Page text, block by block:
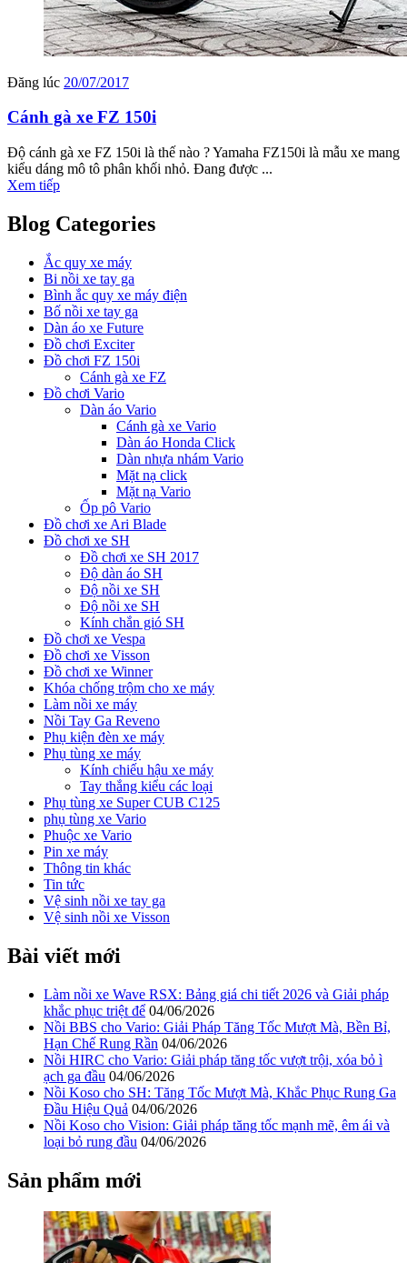
Đăng lúc 20/07/2017
Cánh gà xe FZ 150i
Độ cánh gà xe FZ 150i là thế nào ? Yamaha FZ150i là mẫu xe mang
kiểu dáng mô tô phân khối nhỏ. Đang được ...
Xem tiếp
Blog Categories
Ắc quy xe máy
Bi nồi xe tay ga
Bình ắc quy xe máy điện
Bố nồi xe tay ga
Dàn áo xe Future
Đồ chơi Exciter
Đồ chơi FZ 150i
Cánh gà xe FZ
Đồ chơi Vario
Dàn áo Vario
Cánh gà xe Vario
Dàn áo Honda Click
Dàn nhựa nhám Vario
Mặt nạ click
Mặt nạ Vario
Ốp pô Vario
Đồ chơi xe Ari Blade
Đồ chơi xe SH
Đồ chơi xe SH 2017
Độ dàn áo SH
Độ nồi xe SH
Độ nồi xe SH
Kính chắn gió SH
Đồ chơi xe Vespa
Đồ chơi xe Visson
Đồ chơi xe Winner
Khóa chống trộm cho xe máy
Làm nồi xe máy
Nồi Tay Ga Reveno
Phụ kiện đèn xe máy
Phụ tùng xe máy
Kính chiếu hậu xe máy
Tay thắng kiểu các loại
Phụ tùng xe Super CUB C125
phụ tùng xe Vario
Phuộc xe Vario
Pin xe máy
Thông tin khác
Tin tức
Vệ sinh nồi xe tay ga
Vệ sinh nồi xe Visson
Bài viết mới
Làm nồi xe Wave RSX: Bảng giá chi tiết 2026 và Giải pháp
khắc phục triệt để 04/06/2026
Nồi BBS cho Vario: Giải Pháp Tăng Tốc Mượt Mà, Bền Bỉ,
Hạn Chế Rung Rần 04/06/2026
Nồi HIRC cho Vario: Giải pháp tăng tốc vượt trội, xóa bỏ ì
ạch ga đầu 04/06/2026
Nồi Koso cho SH: Tăng Tốc Mượt Mà, Khắc Phục Rung Ga
Đầu Hiệu Quả 04/06/2026
Nồi Koso cho Vision: Giải pháp tăng tốc mạnh mẽ, êm ái và
loại bỏ rung đầu 04/06/2026
Sản phẩm mới